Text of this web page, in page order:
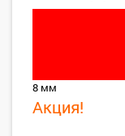
8 мм
Акция!